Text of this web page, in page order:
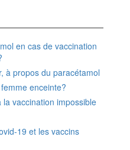
en cas de vaccination
à propos du paracétamol
enceinte?
vaccination impossible
19 et les vaccins